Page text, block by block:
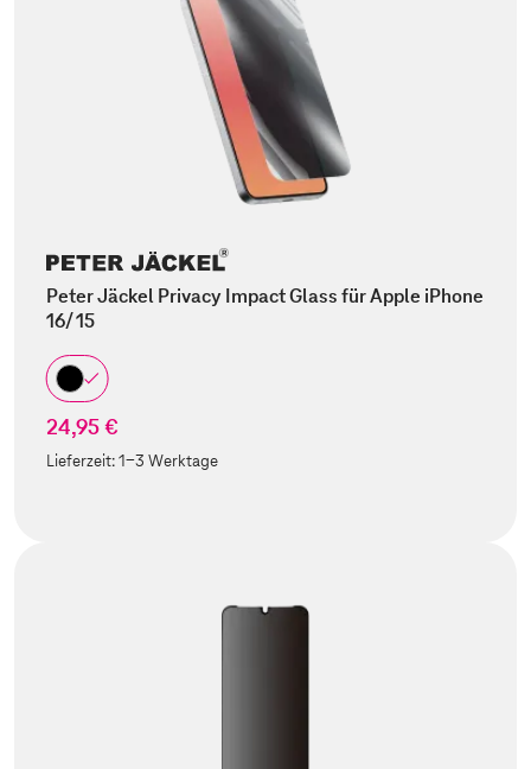
Peter Jäckel Privacy Impact Glass für Apple iPhone
16/ 15
24,95 €
Lieferzeit:1-3 Werktage